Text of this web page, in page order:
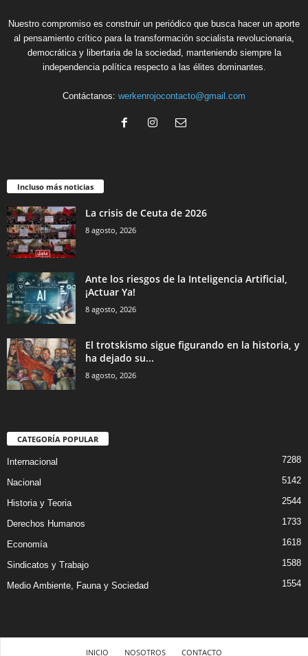
Nuestro compromiso es construir un periódico que busca hacer un aporte
al pensamiento crítico para la transformación socialista revolucionaria,
democrática y libertaria de la sociedad, manteniendo siempre la
independencia política respecto a las élites dominantes.
Contáctanos: werkenrojocontacto@gmail.com
Incluso más noticias
La crisis de Ceuta de 2026
8 agosto, 2026
Ante los riesgos de la Inteligencia Artificial,
¡Actuar Ya!
8 agosto, 2026
El trotskismo sigue figurando en la historia, y
ha dejado su...
8 agosto, 2026
CATEGORÍA POPULAR
Internacional 7288
Nacional 5142
Historia y Teoria 2544
Derechos Humanos 1733
Economía 1618
Sindicatos y Trabajo 1588
Medio Ambiente, Fauna y Sociedad 1554
INICIO NOSOTROS CONTACTO